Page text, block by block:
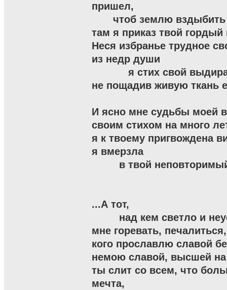
пришел,
чтоб землю
там я приказ твой
Неся избранье трудное
из недр души
я стих свой
не пощадив живую ткань
И ясно мне судьбы моей
своим стихом на много
я к твоему пригвождена
я вмерзла
в твой
...А тот,
над кем светло и
мне горевать,
кого прославлю славой
немою славой, высшей
ты слит со всем, что
мечта,